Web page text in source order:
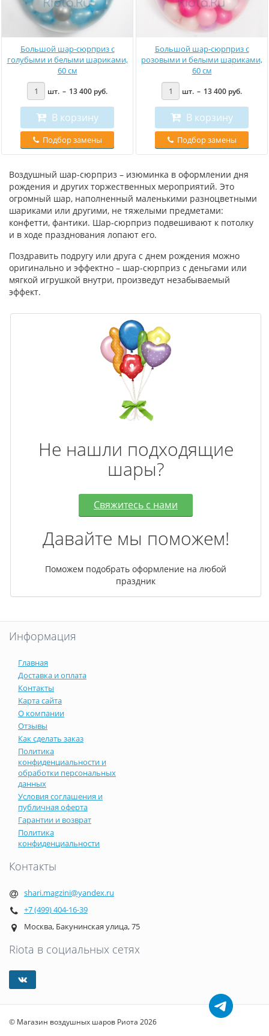
Большой шар-сюрприз с
голубыми и белыми шариками,
60 см
шт. – 13 400 руб.
В корзину
Подбор замены
Большой шар-сюрприз с
розовыми и белыми шариками,
60 см
шт. – 13 400 руб.
В корзину
Подбор замены
Воздушный шар-сюрприз – изюминка в оформлении дня
рождения и других торжественных мероприятий. Это
огромный шар, наполненный маленькими разноцветными
шариками или другими, не тяжелыми предметами:
конфетти, фантики. Шар-сюрприз подвешивают к потолку
и в ходе празднования лопают его.
Поздравить подругу или друга с днем рождения можно
оригинально и эффектно – шар-сюрприз с деньгами или
мягкой игрушкой внутри, произведут незабываемый
эффект.
Не нашли подходящие
шары?
Свяжитесь с нами
Давайте мы поможем!
Поможем подобрать оформление на любой
праздник
Информация
Главная
Доставка и оплата
Контакты
Карта сайта
О компании
Отзывы
Как сделать заказ
Политика
конфиденциальности и
обработки персональных
данных
Условия соглашения и
публичная оферта
Гарантии и возврат
Политика
конфиденциальности
Контакты
shari.magzini@yandex.ru
+7 (499) 404-16-39
Москва, Бакунинская улица, 75
Riota в социальных сетях
© Магазин воздушных шаров Риота 2026